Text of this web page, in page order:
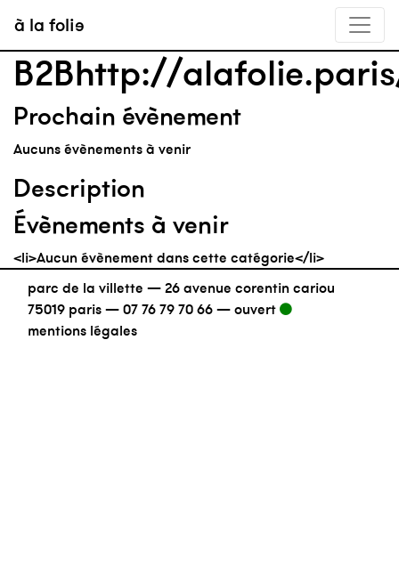
à la folie
B2Bhttp://
Prochain évènement
Aucuns évènements à venir
Description
Évènements à venir
<li>Aucun évènement dans cette catégorie</li>
parc de la villette — 26 avenue corentin cariou
75019 paris — 07 76 79 70 66 — ouvert
mentions légales